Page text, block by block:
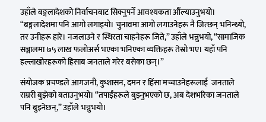
उहाँले बङ्गलादेशको निर्वाचनबाट सिक्नुपर्ने आवश्यकता औँल्याउनुभयो।
“बङ्गलादेशमा पनि आगो लगाइयो। चुनावमा आगो लगाउनेहरू नै जित्छन् भनिन्थ्यो,
तर उनीहरू हारे। नजलाउने र स्थिरता चाहनेहरू जिते,” उहाँले भन्नुभयो, “सामाजिक
सञ्जालमा ७५ लाख फलोअर्स भएका भनिएका व्यक्तिहरू तेस्रो भए। यहाँ पनि
हल्लाखोरहरूको हिसाब जनताले गरेर बसेका छन्।”
संयोजक प्रचण्डले आगजनी, कुशासन, दमन र हिंसा मच्चाउनेहरूलाई जनताले
राम्ररी बुझेको बताउनुभयो। “तपाईंहरूले बुझ्नुभएको छ, अब देशभरिका जनताले
पनि बुझ्नेछन्,” उहाँले भन्नुभयो।